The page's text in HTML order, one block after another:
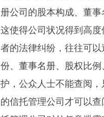
册公司的股本构成、董
这使得公司状况得到高
者的法律纠纷，往往可
份、董事名册、股权比
护，公众人士不能查阅
的信托管理公司才可以